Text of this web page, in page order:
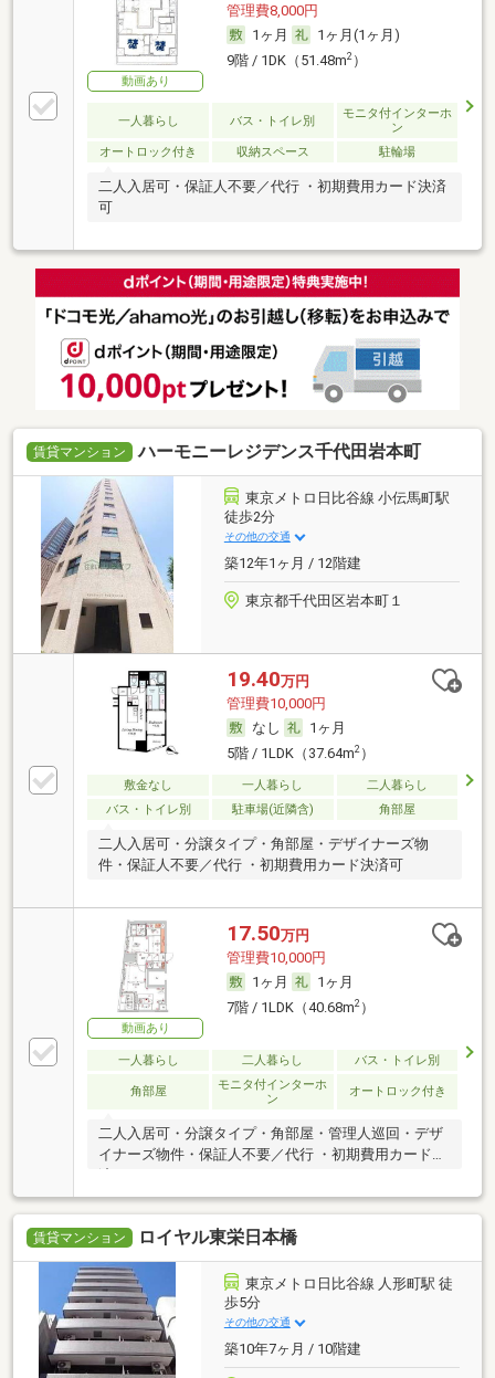
動画あり
管理費8,000円
1ヶ月
1ヶ月(1ヶ月)
9階 / 1DK（51.48m2）
一人暮らし バス・トイレ別
モニタ付インターホ
ン
オートロック付き
収納スペース 駐輪場
二人入居可・保証人不要／代行 ・初期費用カード決済
可
賃貸マンション ハーモニーレジデンス千代田岩本町
東京メトロ日比谷線 小伝馬町駅
徒歩2分
その他の交通
築12年1ヶ月 / 12階建
東京都千代田区岩本町１
19.40万円
管理費10,000円
なし
1ヶ月
5階 / 1LDK（37.64m2）
敷金なし 一人暮らし
二人暮らし
バス・トイレ別
駐車場(近隣含) 角部屋
二人入居可・分譲タイプ・角部屋・デザイナーズ物
件・保証人不要／代行 ・初期費用カード決済可
動画あり
17.50万円
管理費10,000円
1ヶ月
1ヶ月
7階 / 1LDK（40.68m2）
一人暮らし 二人暮らし バス・トイレ別
角部屋
モニタ付インターホ
ン
オートロック付き
二人入居可・分譲タイプ・角部屋・管理人巡回・デザ
イナーズ物件・保証人不要／代行 ・初期費用カード決
済可
賃貸マンション ロイヤル東栄日本橋
東京メトロ日比谷線 人形町駅 徒
歩5分
その他の交通
築10年7ヶ月 / 10階建